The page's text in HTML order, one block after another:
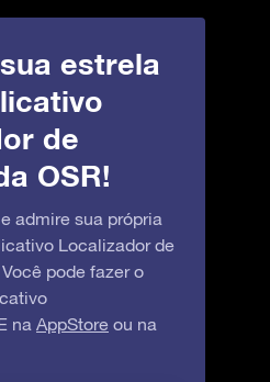
estrela
de
OSR!
admire sua própria
Localizador de
pode fazer o
na AppStore ou na